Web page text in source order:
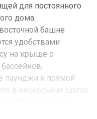
для постоянного
дома.
башне
удобствами
на крыше с
лаунджи и прямой
в нескольких шагах